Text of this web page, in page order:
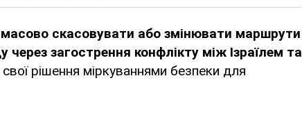
скасовувати або змінювати маршрути
через загострення конфлікту між Ізраїлем та
рішення міркуваннями безпеки для